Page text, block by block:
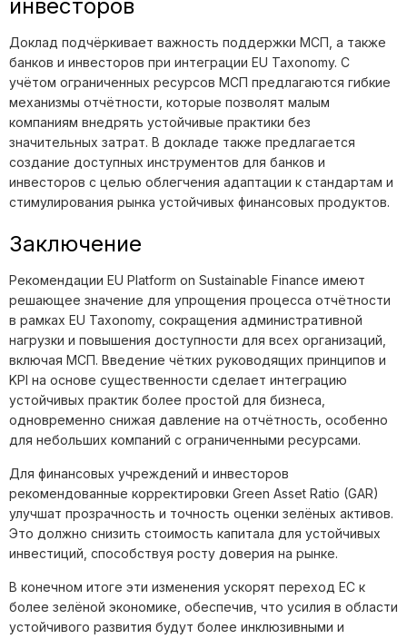
инвесторов
Доклад подчёркивает важность поддержки МСП, а также
банков и инвесторов при интеграции EU Taxonomy. С
учётом ограниченных ресурсов МСП предлагаются гибкие
механизмы отчётности, которые позволят малым
компаниям внедрять устойчивые практики без
значительных затрат. В докладе также предлагается
создание доступных инструментов для банков и
инвесторов с целью облегчения адаптации к стандартам и
стимулирования рынка устойчивых финансовых продуктов.
Заключение
Рекомендации EU Platform on Sustainable Finance имеют
решающее значение для упрощения процесса отчётности
в рамках EU Taxonomy, сокращения административной
нагрузки и повышения доступности для всех организаций,
включая МСП. Введение чётких руководящих принципов и
KPI на основе существенности сделает интеграцию
устойчивых практик более простой для бизнеса,
одновременно снижая давление на отчётность, особенно
для небольших компаний с ограниченными ресурсами.
Для финансовых учреждений и инвесторов
рекомендованные корректировки Green Asset Ratio (GAR)
улучшат прозрачность и точность оценки зелёных активов.
Это должно снизить стоимость капитала для устойчивых
инвестиций, способствуя росту доверия на рынке.
В конечном итоге эти изменения ускорят переход ЕС к
более зелёной экономике, обеспечив, что усилия в области
устойчивого развития будут более инклюзивными и